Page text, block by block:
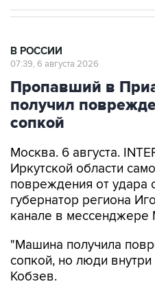
В РОССИИ
07:39, 6 августа 2026
Пропавший в
получил
сопкой
Москва. 6 августа.
Иркутской области
повреждения от удара
губернатор региона
канале в мессенджере
"Машина получила
сопкой, но люди внутри
Кобзев.